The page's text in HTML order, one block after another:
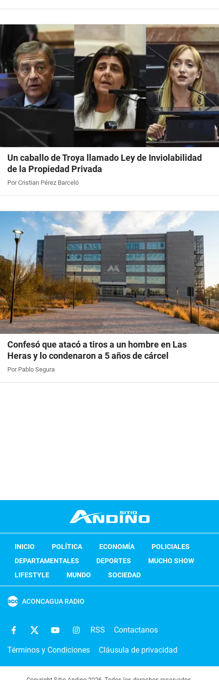
Un caballo de Troya llamado Ley de Inviolabilidad
de la Propiedad Privada
Por Cristian Pérez Barceló
Confesó que atacó a tiros a un hombre en Las
Heras y lo condenaron a 5 años de cárcel
Por Pablo Segura
INICIO POLÍTICA ECONOMÍA
POLICIALES
DEPARTAMENTALES
DEPORTES
MUCHO SHOW
LIFESTYLE
MUNDO SOCIEDAD
ACONCAGUA RADIO
RSS Contactanos
Términos y Condiciones Cláusula de privacidad